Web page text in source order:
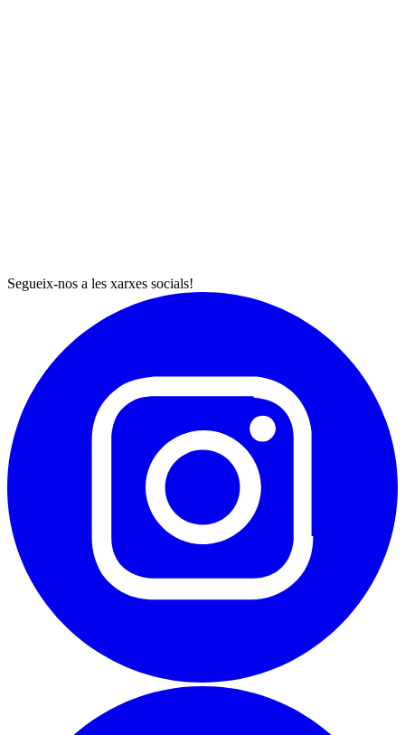
Segueix-nos a les xarxes socials!